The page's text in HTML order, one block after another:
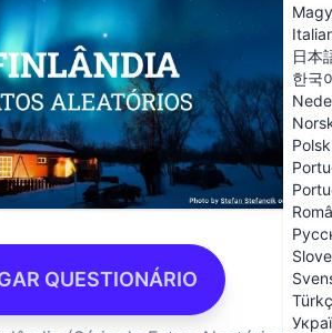
日本
한국
QUESTIONÁRIO